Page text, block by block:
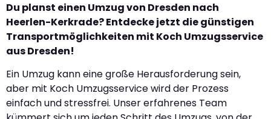
Du planst einen Umzug von Dresden nach
Heerlen-Kerkrade? Entdecke jetzt die günstigen
Transportmöglichkeiten mit Koch Umzugsservice
aus Dresden!
Ein Umzug kann eine große Herausforderung sein,
aber mit Koch Umzugsservice wird der Prozess
einfach und stressfrei. Unser erfahrenes Team